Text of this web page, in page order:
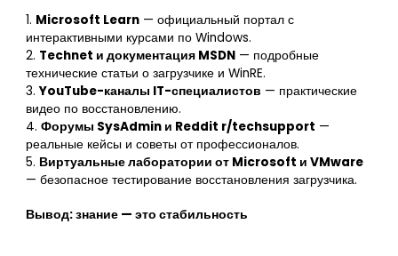
1. Microsoft Learn — официальный портал с
интерактивными курсами по Windows.
2. Technet и документация MSDN — подробные
технические статьи о загрузчике и WinRE.
3.YouTube-каналы IT-специалистов — практические
видео по восстановлению.
4.Форумы SysAdmin и Reddit r/techsupport —
реальные кейсы и советы от профессионалов.
5. Виртуальные лаборатории от Microsoft и VMware
— безопасное тестирование восстановления загрузчика.
Вывод: знание — это стабильность